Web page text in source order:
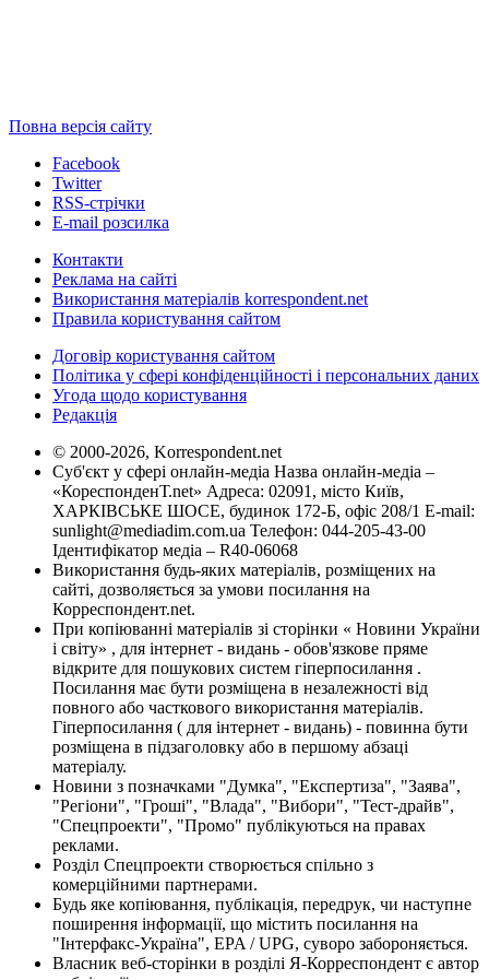
Повна версія сайту
Facebook
Twitter
RSS-стрічки
E-mail розсилка
Контакти
Реклама на сайті
Використання матеріалів korrespondent.net
Правила користування сайтом
Договір користування сайтом
Політика у сфері конфіденційності і персональних даних
Угода щодо користування
Редакція
© 2000-2026, Korrespondent.net
Суб'єкт у сфері онлайн-медіа Назва онлайн-медіа –
«КореспонденТ.net» Адреса: 02091, місто Київ,
ХАРКІВСЬКЕ ШОСЕ, будинок 172-Б, офіс 208/1 E-mail:
sunlight@mediadim.com.ua Телефон: 044-205-43-00
Ідентифікатор медіа – R40-06068
Використання будь-яких матеріалів, розміщених на
сайті, дозволяється за умови посилання на
Корреспондент.net.
При копіюванні матеріалів зі сторінки « Новини України
і світу» , для інтернет - видань - обов'язкове пряме
відкрите для пошукових систем гіперпосилання .
Посилання має бути розміщена в незалежності від
повного або часткового використання матеріалів.
Гіперпосилання ( для інтернет - видань) - повинна бути
розміщена в підзаголовку або в першому абзаці
матеріалу.
Новини з позначками "Думка", "Експертиза", "Заява",
"Регіони", "Гроші", "Влада", "Вибори", "Тест-драйв",
"Спецпроекти", "Промо" публікуються на правах
реклами.
Розділ Спецпроекти створюється спільно з
комерційними партнерами.
Будь яке копіювання, публікація, передрук, чи наступне
поширення інформації, що містить посилання на
"Інтерфакс-Україна", EPA / UPG, суворо забороняється.
Власник веб-сторінки в розділі Я-Корреспондент є автор